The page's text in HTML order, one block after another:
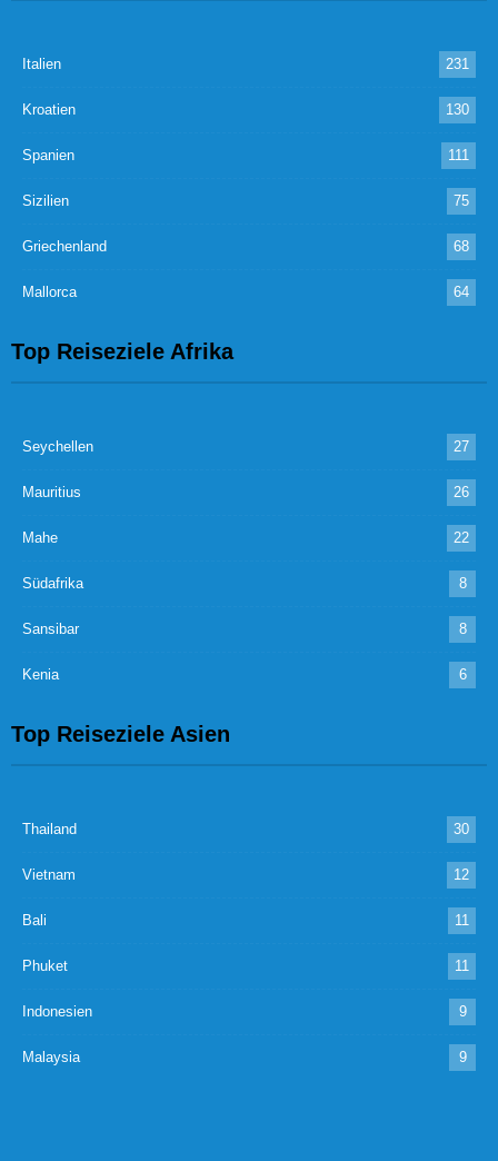
Italien 231
Kroatien 130
Spanien 111
Sizilien 75
Griechenland 68
Mallorca 64
Top Reiseziele Afrika
Seychellen 27
Mauritius 26
Mahe 22
Südafrika 8
Sansibar 8
Kenia 6
Top Reiseziele Asien
Thailand 30
Vietnam 12
Bali 11
Phuket 11
Indonesien 9
Malaysia 9